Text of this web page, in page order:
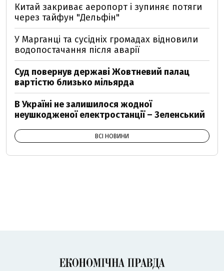
Китай закриває аеропорт і зупиняє потяги
через тайфун "Дельфін"
У Марганці та сусідніх громадах відновили
водопостачання після аварії
Суд повернув державі Жовтневий палац
вартістю близько мільярда
В Україні не залишилося жодної
неушкодженої електростанції – Зеленський
ВСІ НОВИНИ